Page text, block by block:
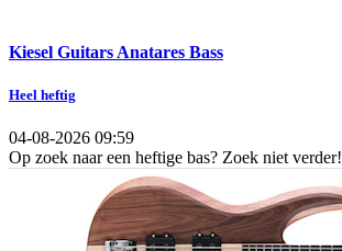
Kiesel Guitars Anatares Bass
Heel heftig
04-08-2026 09:59
Op zoek naar een heftige bas? Zoek niet verder!